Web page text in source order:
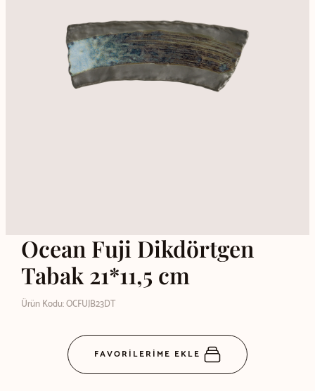
Ocean Fuji Dikdörtgen
Tabak 21*11,5 cm
Ürün Kodu: OCFUJB23DT
FAVORİLERİME EKLE